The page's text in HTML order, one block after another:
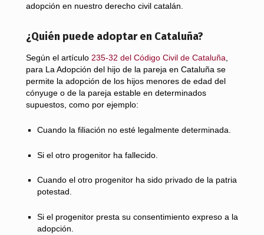
adopción en nuestro derecho civil catalán.
¿Quién puede adoptar en Cataluña?
Según el artículo 235-32 del Código Civil de Cataluña,
para La Adopción del hijo de la pareja en Cataluña se
permite la adopción de los hijos menores de edad del
cónyuge o de la pareja estable en determinados
supuestos, como por ejemplo:
Cuando la filiación no esté legalmente determinada.
Si el otro progenitor ha fallecido.
Cuando el otro progenitor ha sido privado de la patria
potestad.
Si el progenitor presta su consentimiento expreso a la
adopción.